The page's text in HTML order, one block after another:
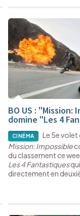
BO US : "Mission:
domine "Les 4
CINÉMA
Le 5e volet
Mission: Impossible
du classement ce
Les 4 Fantastiques
directement en